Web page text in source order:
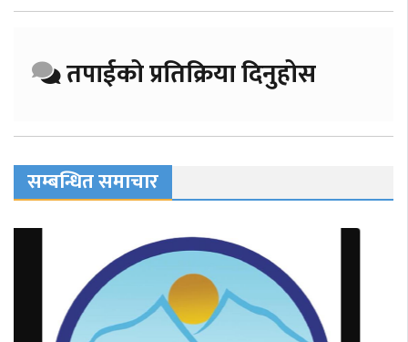
तपाईको प्रतिक्रिया दिनुहोस
सम्बन्धित समाचार